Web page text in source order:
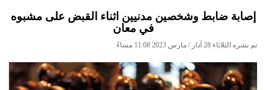
إصابة ضابط وشخصين مدنيين اثناء القبض على مشبوه
في معان
تم نشره الثلاثاء 28 آذار / مارس 2023 11:08 مساءً